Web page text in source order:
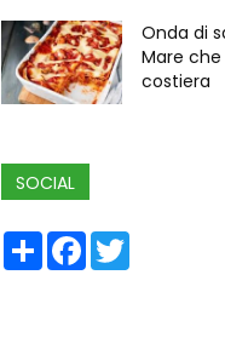
Onda di
Mare
costiera
SOCIAL
ShareFacebook